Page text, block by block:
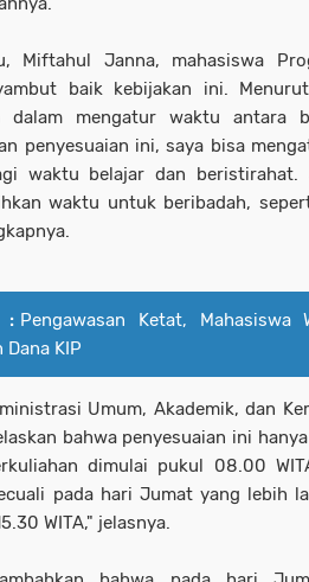
Miftahul Janna, mahasiswa
baik kebijakan ini.
dalam mengatur waktu antara
penyesuaian ini, saya bisa
waktu belajar dan
waktu untuk beribadah,
: Pengawasan Ketat, Mahasiswa
Dana KIP
Umum, Akademik, dan
bahwa penyesuaian ini
dimulai pukul 08.00
pada hari Jumat yang lebih
WITA," jelasnya.